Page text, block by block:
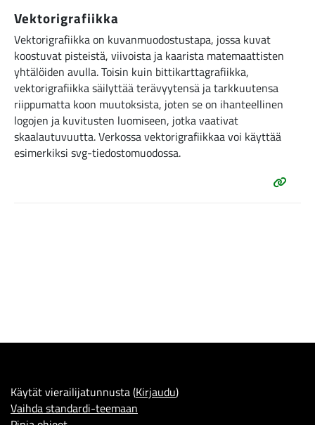
Vektorigrafiikka
Vektorigrafiikka on kuvanmuodostustapa, jossa kuvat
koostuvat pisteistä, viivoista ja kaarista matemaattisten
yhtälöiden avulla. Toisin kuin bittikarttagrafiikka,
vektorigrafiikka säilyttää terävyytensä ja tarkkuutensa
riippumatta koon muutoksista, joten se on ihanteellinen
logojen ja kuvitusten luomiseen, jotka vaativat
skaalautuvuutta. Verkossa vektorigrafiikkaa voi käyttää
esimerkiksi svg-tiedostomuodossa.
Käytät vierailijatunnusta (Kirjaudu)
Vaihda standardi-teemaan